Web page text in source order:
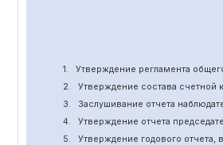
1. Утверждение регламента
2.
Утверждение состава счетной
3.
Заслушивание отчета
4.
Утверждение отчета
5.
Утверждение годового отчета,